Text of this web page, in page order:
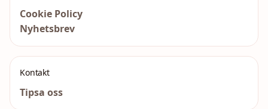
Cookie Policy
Nyhetsbrev
Kontakt
Tipsa oss